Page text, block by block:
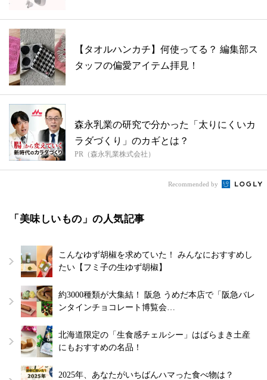
【タオルハンカチ】何使ってる？ 編集部ス
タッフの偏愛アイテム拝見！
森永乳業の研究で分かった「太りにくいカ
ラダづくり」のカギとは？
PR（森永乳業株式会社）
Recommended by
「美味しいもの」の人気記事
こんなゆず胡椒を求めていた！ みんなにおすすめし
たい【フミ子の生ゆず胡椒】
約3000種類が大集結！ 阪急 うめだ本店で「阪急バレ
ンタインチョコレート博覧会…
北海道限定の「生食感チェルシー」はばらまき土産
にもおすすめの名品！
2025年、あなたがいちばんハマった食べ物は？